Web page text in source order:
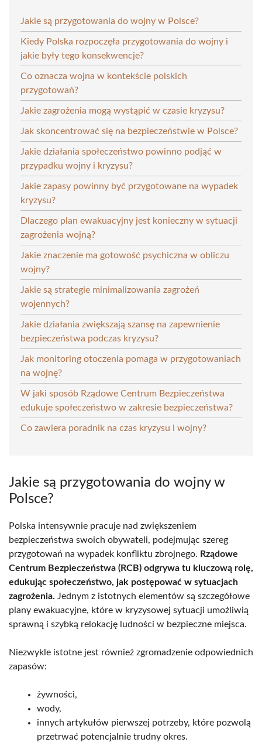
Jakie są przygotowania do wojny w Polsce?
Kiedy Polska rozpoczęła przygotowania do wojny i
jakie były tego konsekwencje?
Co oznacza wojna w kontekście polskich
przygotowań?
Jakie zagrożenia mogą wystąpić w czasie kryzysu?
Jak skoncentrować się na bezpieczeństwie w Polsce?
Jakie działania społeczeństwo powinno podjąć w
przypadku wojny i kryzysu?
Jakie zapasy powinny być przygotowane na wypadek
kryzysu?
Dlaczego plan ewakuacyjny jest konieczny w sytuacji
zagrożenia wojną?
Jakie znaczenie ma gotowość psychiczna w obliczu
wojny?
Jakie są strategie minimalizowania zagrożeń
wojennych?
Jakie działania zwiększają szansę na zapewnienie
bezpieczeństwa podczas kryzysu?
Jak monitoring otoczenia pomaga w przygotowaniach
na wojnę?
W jaki sposób Rządowe Centrum Bezpieczeństwa
edukuje społeczeństwo w zakresie bezpieczeństwa?
Co zawiera poradnik na czas kryzysu i wojny?
Jakie są przygotowania do wojny w
Polsce?
Polska intensywnie pracuje nad zwiększeniem
bezpieczeństwa swoich obywateli, podejmując szereg
przygotowań na wypadek konfliktu zbrojnego. Rządowe
Centrum Bezpieczeństwa (RCB) odgrywa tu kluczową rolę,
edukując społeczeństwo, jak postępować w sytuacjach
zagrożenia. Jednym z istotnych elementów są szczegółowe
plany ewakuacyjne, które w kryzysowej sytuacji umożliwią
sprawną i szybką relokację ludności w bezpieczne miejsca.
Niezwykle istotne jest również zgromadzenie odpowiednich
zapasów:
żywności,
wody,
innych artykułów pierwszej potrzeby, które pozwolą
przetrwać potencjalnie trudny okres.